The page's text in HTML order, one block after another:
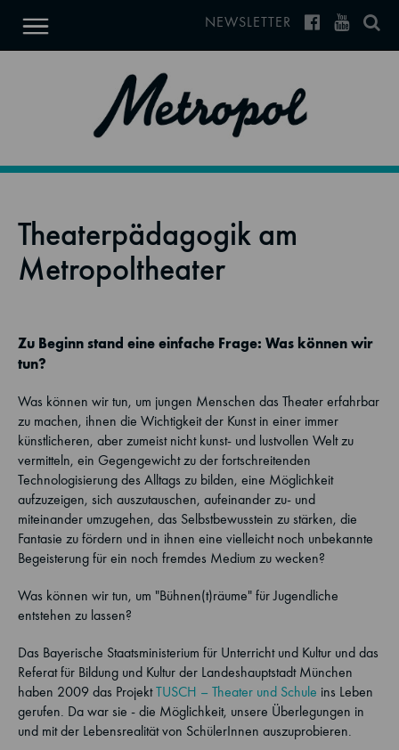
NEWSLETTER
Theaterpädagogik am
Metropoltheater
Zu Beginn stand eine einfache Frage: Was können wir
tun?
Was können wir tun, um jungen Menschen das Theater erfahrbar
zu machen, ihnen die Wichtigkeit der Kunst in einer immer
künstlicheren, aber zumeist nicht kunst- und lustvollen Welt zu
vermitteln, ein Gegengewicht zu der fortschreitenden
Technologisierung des Alltags zu bilden, eine Möglichkeit
aufzuzeigen, sich auszutauschen, aufeinander zu- und
miteinander umzugehen, das Selbstbewusstein zu stärken, die
Fantasie zu fördern und in ihnen eine vielleicht noch unbekannte
Begeisterung für ein noch fremdes Medium zu wecken?
Was können wir tun, um "Bühnen(t)räume" für Jugendliche
entstehen zu lassen?
Das Bayerische Staatsministerium für Unterricht und Kultur und das
Referat für Bildung und Kultur der Landeshauptstadt München
haben 2009 das ProjektTUSCH – Theater und Schule ins Leben
gerufen. Da war sie - die Möglichkeit, unsere Überlegungen in
und mit der Lebensrealität von SchülerInnen auszuprobieren.